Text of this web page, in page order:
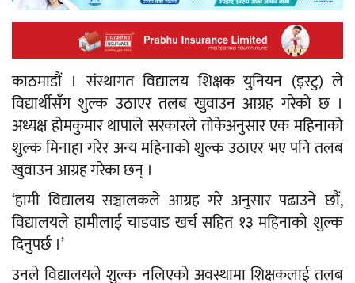
काठमाडौं । संस्थागत विद्यालय शिक्षक युनियन (इस्टु) ले
विद्यार्थीसँग शुल्क उठाएर तलब खुवाउन आग्रह गरेको छ ।
अध्यक्ष होमकुमार थापाले सरकारले तोकेअनुसार एक महिनाको
शुल्क मिनाहा गरेर अन्य महिनाको शुल्क उठाएर भए पनि तलब
खुवाउन आग्रह गरेका छन् ।
‘हामी विद्यालय सञ्चालकले आग्रह गरे अनुसार पढाउने छौं,
विद्यालयले हामीलाई चाडवाड खर्च सहित १३ महिनाको शुल्क
दिनुपर्छ ।’
उनले विद्यालयले शुल्क नलिएको अवस्थामा शिक्षकलाई तलब